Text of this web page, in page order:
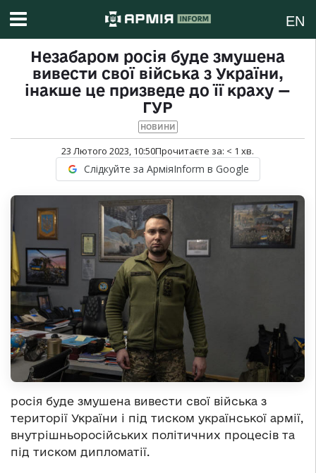
EN
Незабаром росія буде змушена
вивести свої війська з України,
інакше це призведе до її краху —
ГУР
НОВИНИ
23 Лютого 2023, 10:50Прочитаєте за: < 1 хв.
Слідкуйте за АрміяInform в Google
росія буде змушена вивести свої війська з
території України і під тиском української армії,
внутрішньоросійських політичних процесів та
під тиском дипломатії.